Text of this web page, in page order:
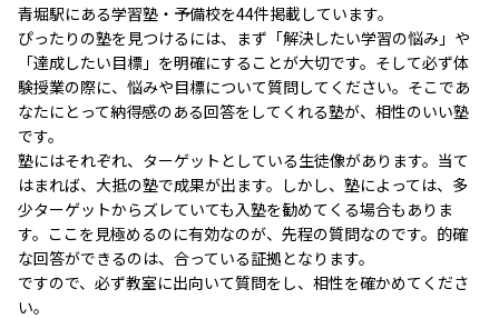
青堀駅にある学習塾・予備校を44件掲載しています。
ぴったりの塾を見つけるには、まず「解決したい学習の悩み」や
「達成したい目標」を明確にすることが大切です。そして必ず体
験授業の際に、悩みや目標について質問してください。そこであ
なたにとって納得感のある回答をしてくれる塾が、相性のいい塾
です。
塾にはそれぞれ、ターゲットとしている生徒像があります。当て
はまれば、大抵の塾で成果が出ます。しかし、塾によっては、多
少ターゲットからズレていても入塾を勧めてくる場合もありま
す。ここを見極めるのに有効なのが、先程の質問なのです。的確
な回答ができるのは、合っている証拠となります。
ですので、必ず教室に出向いて質問をし、相性を確かめてくださ
い。